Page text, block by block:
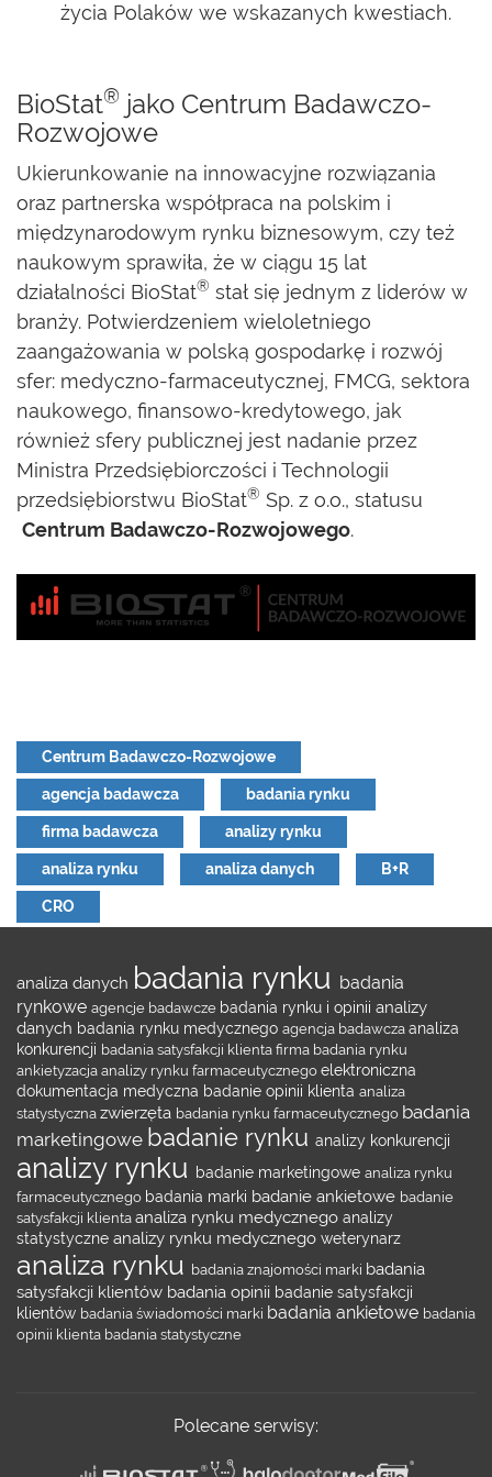
życia Polaków we wskazanych kwestiach.
BioStat® jako Centrum Badawczo-
Rozwojowe
Ukierunkowanie na innowacyjne rozwiązania
oraz partnerska współpraca na polskim i
międzynarodowym rynku biznesowym, czy też
naukowym sprawiła, że w ciągu 15 lat
działalności BioStat® stał się jednym z liderów w
branży. Potwierdzeniem wieloletniego
zaangażowania w polską gospodarkę i rozwój
sfer: medyczno-farmaceutycznej, FMCG, sektora
naukowego, finansowo-kredytowego, jak
również sfery publicznej jest nadanie przez
Ministra Przedsiębiorczości i Technologii
przedsiębiorstwu BioStat® Sp. z o.o., statusu
Centrum Badawczo-Rozwojowego.
Centrum Badawczo-Rozwojowe
agencja badawcza badania rynku
firma badawcza analizy rynku
analiza rynku analiza danych B+R
CRO
analiza danych badania rynku badania
rynkowe agencje badawcze badania rynku i opinii analizy
danych badania rynku medycznego agencja badawczaanaliza
konkurencji badania satysfakcji klientafirma badania rynku
ankietyzacjaanalizy rynku farmaceutycznegoelektroniczna
dokumentacja medyczna badanie opinii klienta analiza
statystycznazwierzęta badania rynku farmaceutycznego badania
marketingowe badanie rynku analizy konkurencji
analizy rynku badanie marketingowe analiza rynku
farmaceutycznego badania marki badanie ankietowe badanie
satysfakcji klientaanaliza rynku medycznego analizy
statystyczne analizy rynku medycznego weterynarz
analiza rynku badania znajomości marki badania
satysfakcji klientów badania opinii badanie satysfakcji
klientów badania świadomości marki badania ankietowe badania
opinii klienta badania statystyczne
Polecane serwisy: